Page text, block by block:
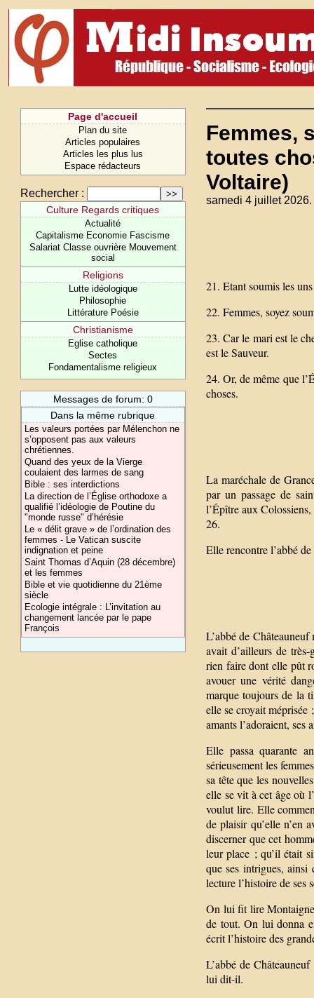
Page d'accueil
Plan du site
Articles populaires
Articles les plus lus
Espace rédacteurs
Rechercher :
Culture Regards critiques
Actualité
Capitalisme Economie Fascisme
Salariat Classe ouvrière Mouvement
social
Religions
Lutte idéologique
Philosophie
Littérature Poésie
Christianisme
Eglise catholique
Sectes
Fondamentalisme religieux
Messages de forum: 0
Dans la même rubrique
Les valeurs portées par Mélenchon ne
s’opposent pas aux valeurs
chrétiennes.
Quand des yeux de la Vierge
coulaient des larmes de sang
Bible : ses interdictions
La direction de l’Église orthodoxe a
qualifié l’idéologie de Poutine du
"monde russe" d’hérésie
Le « délit grave » de l’ordination des
femmes - Le Vatican suscite
indignation et peine
Saint Thomas d’Aquin (28 décembre)
et les femmes
Bible et vie quotidienne du 21ème
siècle
Ecologie intégrale : L’invitation au
changement lancée par le pape
François
Femmes,
toutes
Voltaire)
samedi 4 juillet 2026.
21. Etant soumis les
22. Femmes, soyez
23. Car le mari est le
est le Sauveur.
24. Or, de même que
choses.
La maréchale de
par un passage de
l’Épître aux
26.
Elle rencontre l’abbé
L’abbé de
avait d’ailleurs de
rien faire dont elle pût
avouer une vérité
marque toujours de la
elle se croyait méprisée
amants l’adoraient, ses
Elle passa quarante
sérieusement les
sa tête que les
elle se vit à cet âge où
voulut lire. Elle
de plaisir qu’elle n’en
discerner que cet
leur place ; qu’il était
que ses intrigues, ainsi
lecture l’histoire de ses
On lui fit lire
de tout. On lui donna
écrit l’histoire des
L’abbé de
lui dit-il.